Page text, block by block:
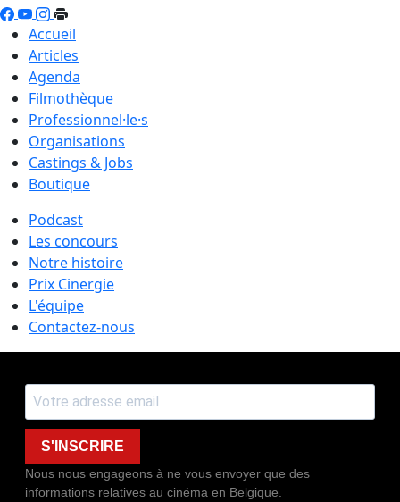
Accueil
Articles
Agenda
Filmothèque
Professionnel·le·s
Organisations
Castings & Jobs
Boutique
Podcast
Les concours
Notre histoire
Prix Cinergie
L'équipe
Contactez-nous
S'INSCRIRE
Nous nous engageons à ne vous envoyer que des
informations relatives au cinéma en Belgique.